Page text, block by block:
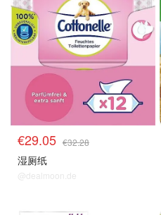
€29.05 €32.28
湿厕纸
@dealmoon.de